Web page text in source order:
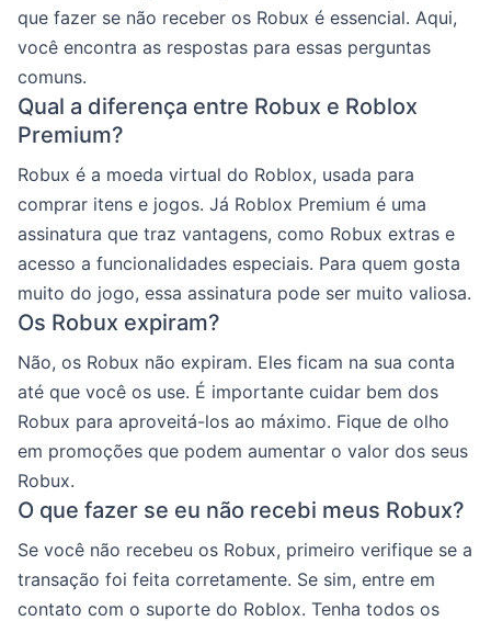
que fazer se não receber os Robux é essencial. Aqui,
você encontra as respostas para essas perguntas
comuns.
Qual a diferença entre Robux e Roblox
Premium?
Robux é a moeda virtual do Roblox, usada para
comprar itens e jogos. Já Roblox Premium é uma
assinatura que traz vantagens, como Robux extras e
acesso a funcionalidades especiais. Para quem gosta
muito do jogo, essa assinatura pode ser muito valiosa.
Os Robux expiram?
Não, os Robux não expiram. Eles ficam na sua conta
até que você os use. É importante cuidar bem dos
Robux para aproveitá-los ao máximo. Fique de olho
em promoções que podem aumentar o valor dos seus
Robux.
O que fazer se eu não recebi meus Robux?
Se você não recebeu os Robux, primeiro verifique se a
transação foi feita corretamente. Se sim, entre em
contato com o suporte do Roblox. Tenha todos os